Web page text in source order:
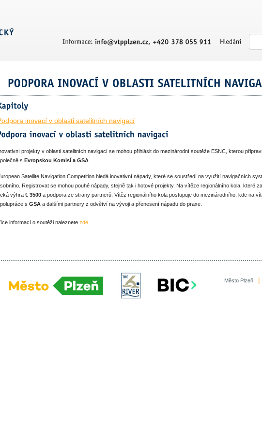
inovací v oblasti satelitních navigací
projekty v oblasti satelitních navigací se mohou přihlásit do mezinárodní soutěže ESNC, kterou
s Evropskou Komisí a GSA
Satellite Navigation Competition hledá inovativní nápady, které se soustředí na využití navigačních
Registrovat se mohou pouhé nápady, stejně tak i hotové projekty. Na vítěze regionálního kola, které
výhra € 3500 a podpora ze strany partnerů. Vítěz regionálního kola postupuje do mezinárodního, kde na
s GSA a dalšími partnery z odvětví na vývoji a přenesení nápadu do praxe.
informací o soutěži naleznete zde
Město Plzeň |